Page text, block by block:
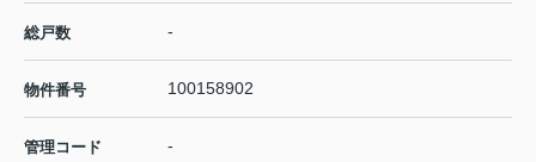
総戸数 -
物件番号 100158902
管理コード -